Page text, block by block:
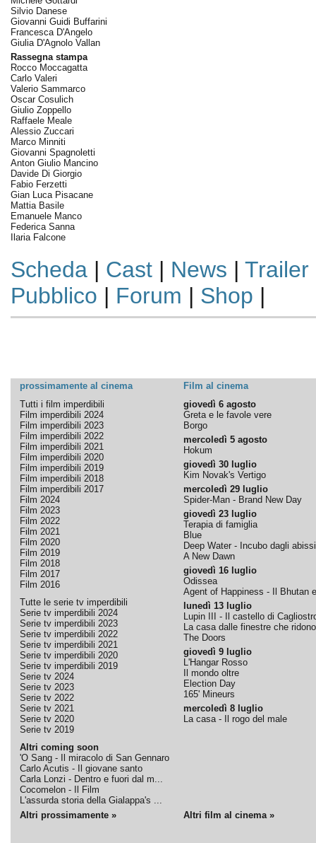
Silvio Danese
Giovanni Guidi Buffarini
Francesca D'Angelo
Giulia D'Agnolo Vallan
Rassegna stampa
Rocco Moccagatta
Carlo Valeri
Valerio Sammarco
Oscar Cosulich
Giulio Zoppello
Raffaele Meale
Alessio Zuccari
Marco Minniti
Giovanni Spagnoletti
Anton Giulio Mancino
Davide Di Giorgio
Fabio Ferzetti
Gian Luca Pisacane
Mattia Basile
Emanuele Manco
Federica Sanna
Ilaria Falcone
Scheda| Cast| News | Trailer
Pubblico | Forum | Shop |
prossimamente al cinema
Film al cinema
Tutti i film imperdibili
Film imperdibili 2024
Film imperdibili 2023
Film imperdibili 2022
Film imperdibili 2021
Film imperdibili 2020
Film imperdibili 2019
Film imperdibili 2018
Film imperdibili 2017
Film 2024
Film 2023
Film 2022
Film 2021
Film 2020
Film 2019
Film 2018
Film 2017
Film 2016
Tutte le serie tv imperdibili
Serie tv imperdibili 2024
Serie tv imperdibili 2023
Serie tv imperdibili 2022
Serie tv imperdibili 2021
Serie tv imperdibili 2020
Serie tv imperdibili 2019
Serie tv 2024
Serie tv 2023
Serie tv 2022
Serie tv 2021
Serie tv 2020
Serie tv 2019
Altri coming soon
'O Sang - Il miracolo di San Gennaro
Carlo Acutis - Il giovane santo
Carla Lonzi - Dentro e fuori dal m...
Cocomelon - Il Film
L'assurda storia della Gialappa's ...
giovedì 6 agosto
Greta e le favole vere
Borgo
mercoledì 5 agosto
Hokum
giovedì 30 luglio
Kim Novak's Vertigo
mercoledì 29 luglio
Spider-Man - Brand New Day
giovedì 23 luglio
Terapia di famiglia
Blue
Deep Water - Incubo dagli abissi
A New Dawn
giovedì 16 luglio
Odissea
Agent of Happiness - Il Bhutan
lunedì 13 luglio
Lupin III - Il castello di
La casa dalle finestre che ridono
The Doors
giovedì 9 luglio
L'Hangar Rosso
Il mondo oltre
Election Day
165' Mineurs
mercoledì 8 luglio
La casa - Il rogo del male
Altri prossimamente » Altri film al cinema »